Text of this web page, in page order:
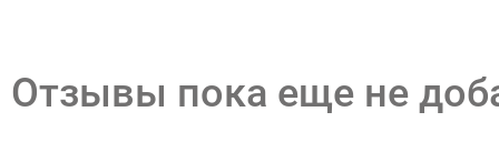
Отзывы пока еще не